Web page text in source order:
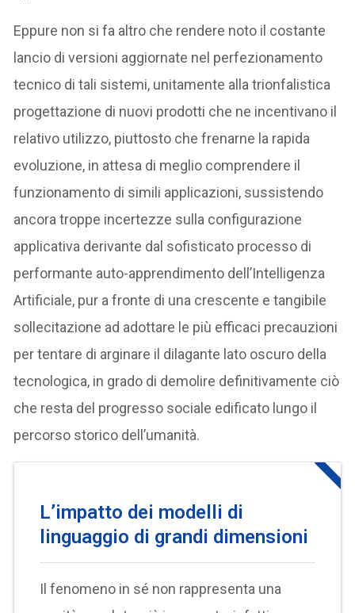
Eppure non si fa altro che rendere noto il costante
lancio di versioni aggiornate nel perfezionamento
tecnico di tali sistemi, unitamente alla trionfalistica
progettazione di nuovi prodotti che ne incentivano il
relativo utilizzo, piuttosto che frenarne la rapida
evoluzione, in attesa di meglio comprendere il
funzionamento di simili applicazioni, sussistendo
ancora troppe incertezze sulla configurazione
applicativa derivante dal sofisticato processo di
performante auto-apprendimento dell’Intelligenza
Artificiale, pur a fronte di una crescente e tangibile
sollecitazione ad adottare le più efficaci precauzioni
per tentare di arginare il dilagante lato oscuro della
tecnologica, in grado di demolire definitivamente ciò
che resta del progresso sociale edificato lungo il
percorso storico dell’umanità.
L’impatto dei modelli di
linguaggio di grandi dimensioni
Il fenomeno in sé non rappresenta una